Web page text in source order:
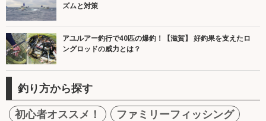
ズムと対策
アユルアー釣行で40匹の爆釣！【滋賀】 好釣果を支えたロ
ングロッドの威力とは？
釣り方から探す
初心者オススメ！
ファミリーフィッシング